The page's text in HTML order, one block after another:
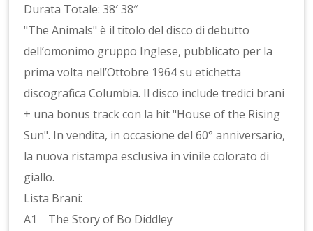
Durata Totale: 38′ 38″
"The Animals" è il titolo del disco di debutto
dell’omonimo gruppo Inglese, pubblicato per la
prima volta nell’Ottobre 1964 su etichetta
discografica Columbia. Il disco include tredici brani
+ una bonus track con la hit "House of the Rising
Sun". In vendita, in occasione del 60° anniversario,
la nuova ristampa esclusiva in vinile colorato di
giallo.
Lista Brani:
A1 The Story of Bo Diddley